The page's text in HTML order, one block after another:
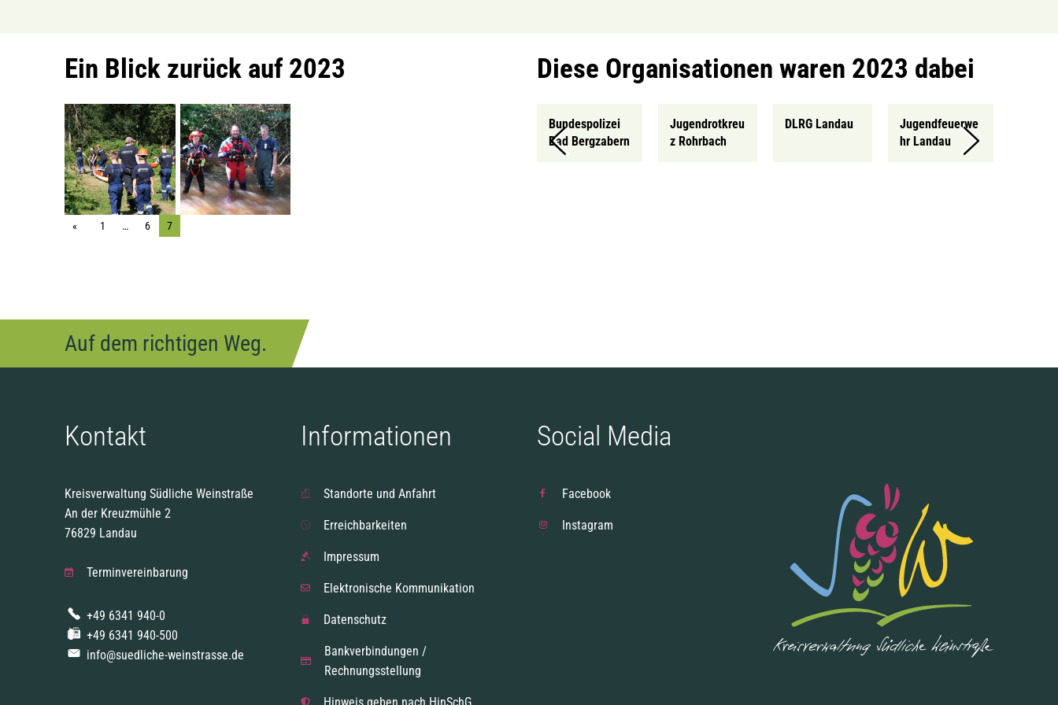
Ein Blick zurück auf 2023
1 … 6 7
Diese Organisationen waren 2023 dabei
Bundespolizei
Bad Bergzabern
Jugendrotkreu
z Rohrbach
DLRG Landau
Jugendfeuerwe
hr Landau
Auf dem richtigen Weg.
Kontakt
Kreisverwaltung Südliche Weinstraße
An der Kreuzmühle 2
76829 Landau
Terminvereinbarung
+49 6341 940-0
+49 6341 940-500
info@suedliche-weinstrasse.de
Informationen
Standorte und Anfahrt
Erreichbarkeiten
Impressum
Elektronische Kommunikation
Datenschutz
Bankverbindungen /
Rechnungsstellung
Hinweis geben nach HinSchG
Social Media
Facebook
Instagram